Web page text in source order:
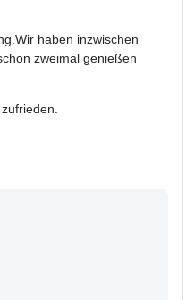
haben inzwischen
zweimal genießen